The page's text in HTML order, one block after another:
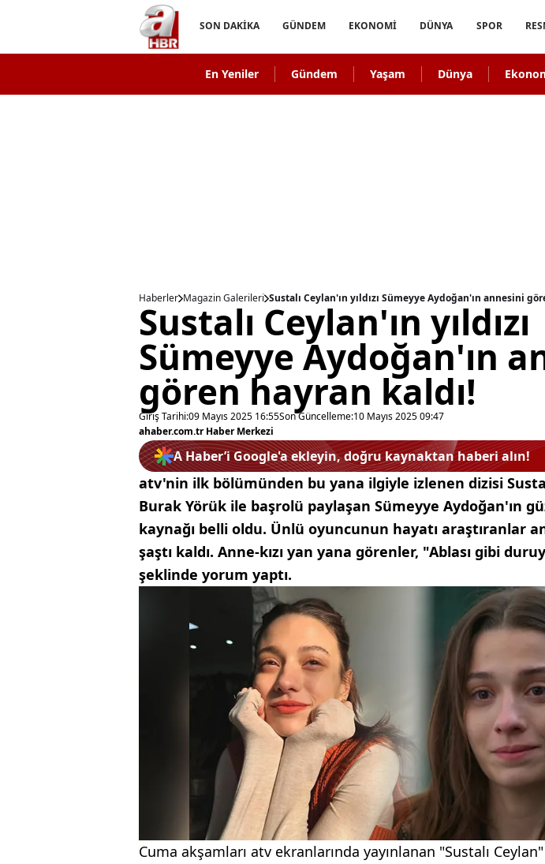
SON DAKİKA GÜNDEM EKONOMİ DÜNYA SPOR
En Yeniler Gündem Yaşam Dünya
Haberler Magazin Galerileri Sustalı Ceylan'ın yıldızı Sümeyye Aydoğan'ın annesini
Sustalı Ceylan'ın yıldızı
Sümeyye Aydoğan'ın
gören hayran kaldı!
Giriş Tarihi:09 Mayıs 2025 16:55Son Güncelleme:10 Mayıs 2025 09:47
ahaber.com.tr Haber Merkezi
A Haber’i Google'a ekleyin, doğru kaynaktan haberi alın!
atv'nin ilk bölümünden bu yana ilgiyle izlenen dizisi
Burak Yörük ile başrolü paylaşan Sümeyye Aydoğan'ın
kaynağı belli oldu. Ünlü oyuncunun hayatı araştıranlar
şaştı kaldı. Anne-kızı yan yana görenler, "Ablası gibi
şeklinde yorum yaptı.
Cuma akşamları atv ekranlarında yayınlanan "Sustalı